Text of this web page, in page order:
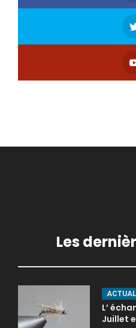
Les
L’
Juillet